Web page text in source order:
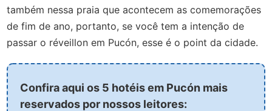
também nessa praia que acontecem as comemorações
de fim de ano, portanto, se você tem a intenção de
passar o réveillon em Pucón, esse é o point da cidade.
Confira aqui os 5 hotéis em Pucón mais
reservados por nossos leitores: